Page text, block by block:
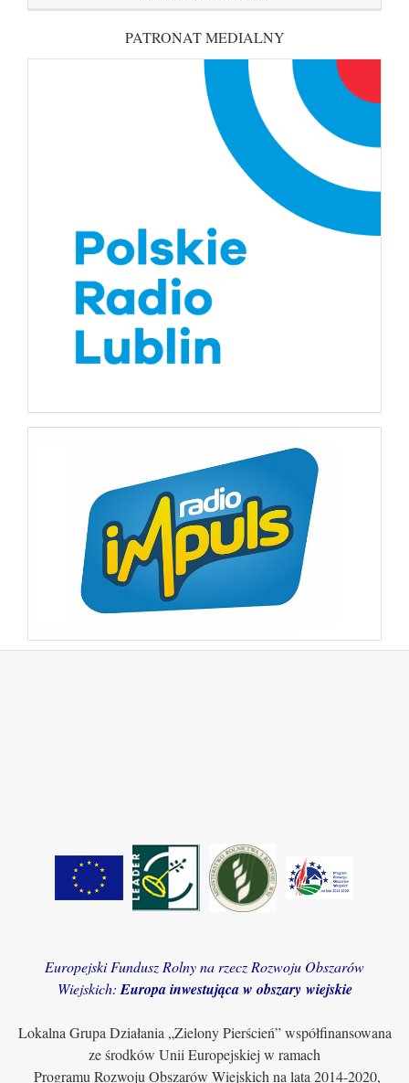
PATRONAT MEDIALNY
Europejski Fundusz Rolny na rzecz Rozwoju Obszarów
Wiejskich: Europa inwestująca w obszary wiejskie
Lokalna Grupa Działania „Zielony Pierścień” współfinansowana
ze środków Unii Europejskiej w ramach
Programu Rozwoju Obszarów Wiejskich na lata 2014-2020,